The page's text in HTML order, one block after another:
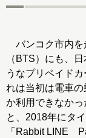
バンコク市内を
（BTS）にも、
うなプリペイド
れは当初は電車
か利用できなか
と、2018年にタ
「Rabbit LINE